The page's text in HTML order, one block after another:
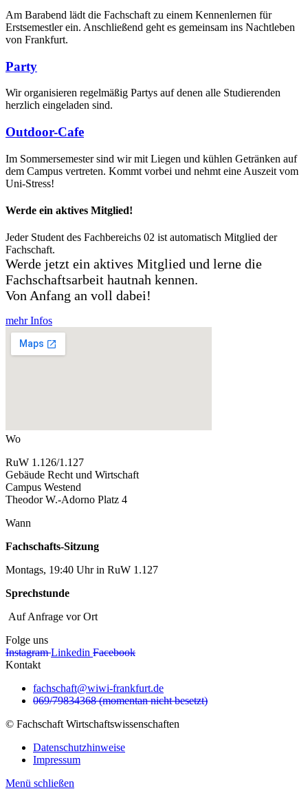
Am Barabend lädt die Fachschaft zu einem Kennenlernen für
Erstsemestler ein. Anschließend geht es gemeinsam ins Nachtleben
von Frankfurt.
Party
Wir organisieren regelmäßig Partys auf denen alle Studierenden
herzlich eingeladen sind.
Outdoor-Cafe
Im Sommersemester sind wir mit Liegen und kühlen Getränken auf
dem Campus vertreten. Kommt vorbei und nehmt eine Auszeit vom
Uni-Stress!
Werde ein aktives Mitglied!
Jeder Student des Fachbereichs 02 ist automatisch Mitglied der
Fachschaft.
Werde jetzt ein aktives Mitglied und lerne die
Fachschaftsarbeit hautnah kennen.
Von Anfang an voll dabei!
mehr Infos
Wo
RuW 1.126/1.127
Gebäude Recht und Wirtschaft
Campus Westend
Theodor W.-Adorno Platz 4
Wann
Fachschafts-Sitzung
Montags, 19:40 Uhr in RuW 1.127
Sprechstunde
Auf Anfrage vor Ort
Folge uns
Instagram Linkedin Facebook
Kontakt
fachschaft@wiwi-frankfurt.de
069/79834368 (momentan nicht besetzt)
© Fachschaft Wirtschaftswissenschaften
Datenschutzhinweise
Impressum
Menü schließen